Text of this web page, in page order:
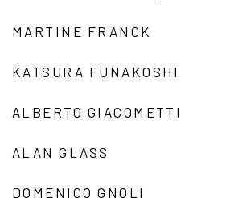
MARTINE FRANCK
KATSURA FUNAKOSHI
ALBERTO GIACOMETTI
ALAN GLASS
DOMENICO GNOLI